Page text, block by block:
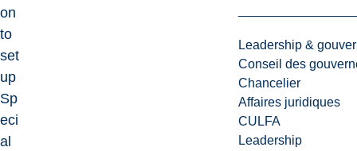
Leadership &
Conseil des
Chancelier
Affaires juridiques
CULFA
Leadership
on
to
set
up
Sp
eci
al